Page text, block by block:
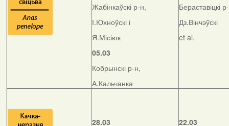
Жабінкаўскі р-н,
І.Юхноўскі і
Я.Місіюк
05.03
Кобрынскі р-н,
А.Кальчанка
Бераставіцкі
Дз.Вінчэўскі
et al.
28.03
22.03